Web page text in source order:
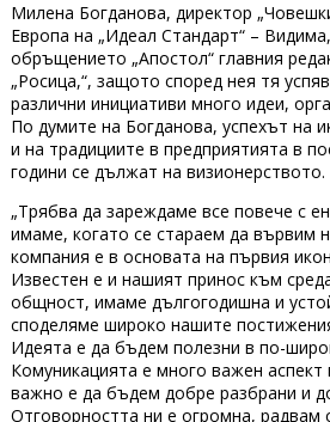
Милена Богданова, директор
Европа на „Идеал Стандарт“ –
обръщението „Апостол“ главния
„Росица,“, защото според нея тя
различни инициативи много идеи,
По думите на Богданова, успехът на
и на традициите в предприятията в
години се дължат на визионерството.
„Трябва да зареждаме все повече с
имаме, когато се стараем да вървим
компания е в основата на първия
Известен е и нашият принос към
общност, имаме дългогодишна и
споделяме широко нашите
Идеята е да бъдем полезни в по-
Комуникацията е много важен
важно е да бъдем добре разбрани и
Отговорността ни е огромна, радвам